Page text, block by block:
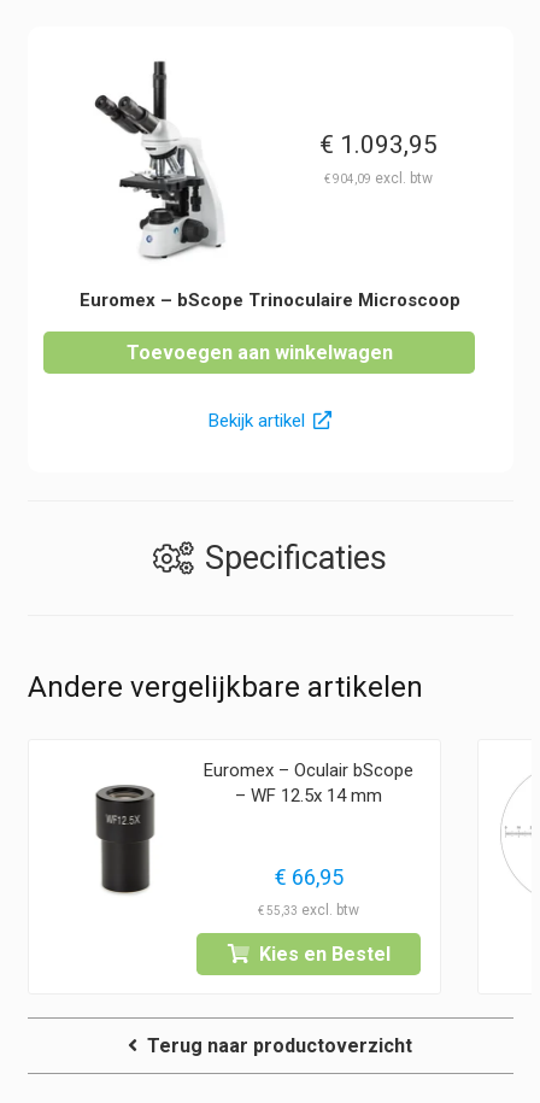
€ 1.093,95
€904,09
Euromex – bScope Trinoculaire Microscoop
Toevoegen aan winkelwagen
Bekijk artikel
Specificaties
Andere vergelijkbare artikelen
Euromex – Oculair bScope
– WF 12.5x 14 mm
€ 66,95
€55,33
Kies en Bestel
Terug naar productoverzicht